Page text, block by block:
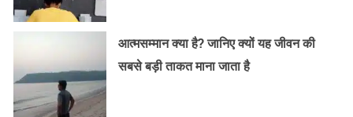
आत्मसम्मान क्या है? जानिए क्यों यह जीवन की
सबसे बड़ी ताकत माना जाता है